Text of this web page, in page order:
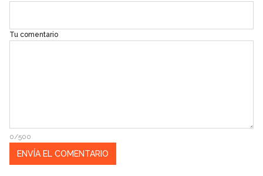
Tu comentario
0/500